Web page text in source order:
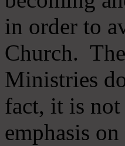
in order to
Church.
Ministries
fact, it is
emphasis